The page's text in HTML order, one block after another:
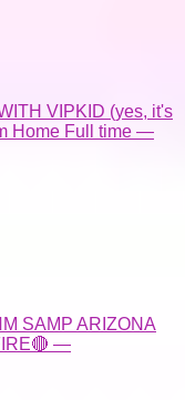
VIPKID (yes, it's
Home Full time —
ARIZONA
—